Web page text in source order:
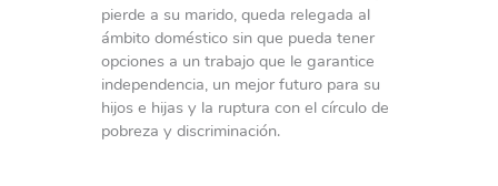
pierde a su marido, queda relegada al
ámbito doméstico sin que pueda tener
opciones a un trabajo que le garantice
independencia, un mejor futuro para su
hijos e hijas y la ruptura con el círculo de
pobreza y discriminación.